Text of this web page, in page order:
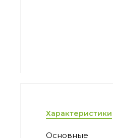
Характеристики
Основные